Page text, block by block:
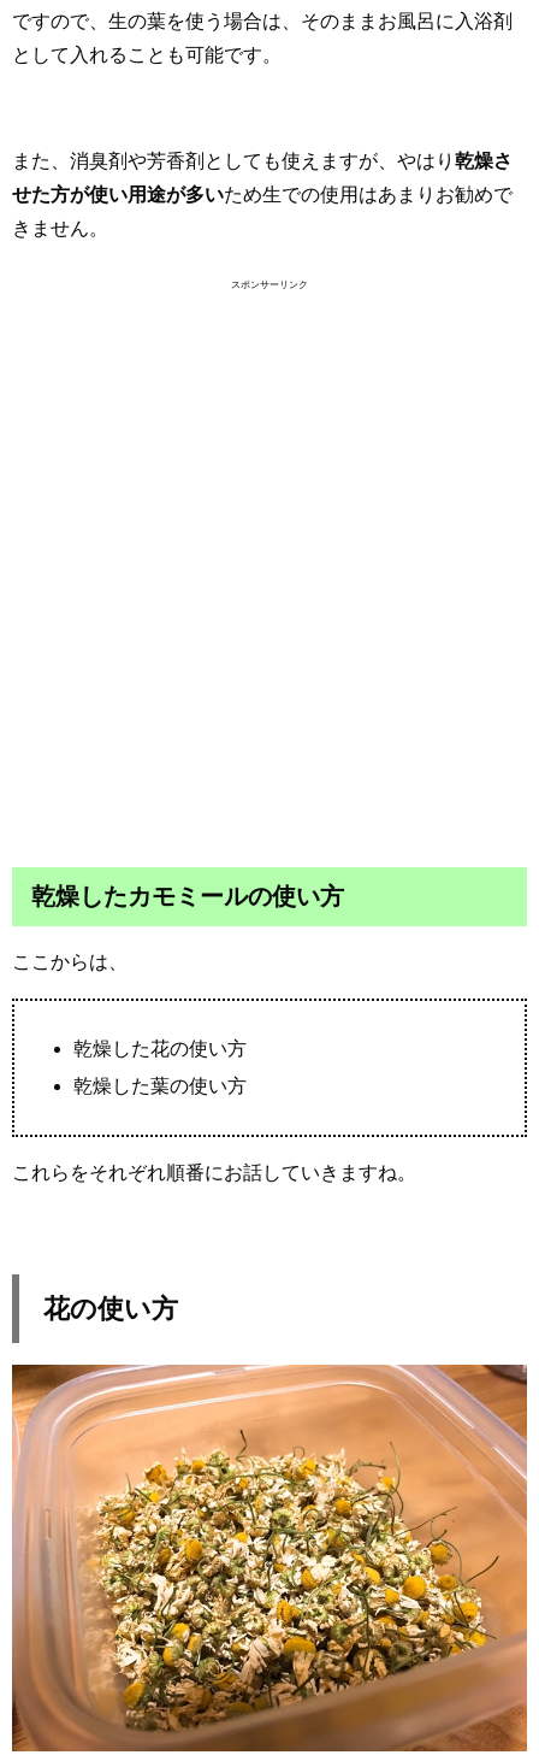
ですので、生の葉を使う場合は、そのままお風呂に入浴剤
として入れることも可能です。
また、消臭剤や芳香剤としても使えますが、やはり 乾燥さ
せた方が使い用途が多いため生での使用はあまりお勧めで
きません。
スポンサーリンク
乾燥したカモミールの使い方
ここからは、
乾燥した花の使い方
乾燥した葉の使い方
これらをそれぞれ順番にお話していきますね。
花の使い方